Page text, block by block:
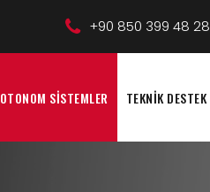
+90 850 399 48 28
OTONOM SİSTEMLER TEKNİK DESTEK